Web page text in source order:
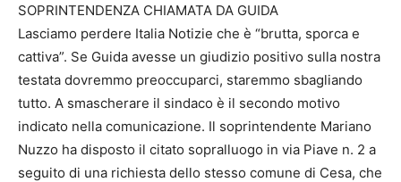
SOPRINTENDENZA CHIAMATA DA GUIDA
Lasciamo perdere Italia Notizie che è “brutta, sporca e
cattiva”. Se Guida avesse un giudizio positivo sulla nostra
testata dovremmo preoccuparci, staremmo sbagliando
tutto. A smascherare il sindaco è il secondo motivo
indicato nella comunicazione. Il soprintendente Mariano
Nuzzo ha disposto il citato sopralluogo in via Piave n. 2 a
seguito di una richiesta dello stesso comune di Cesa, che